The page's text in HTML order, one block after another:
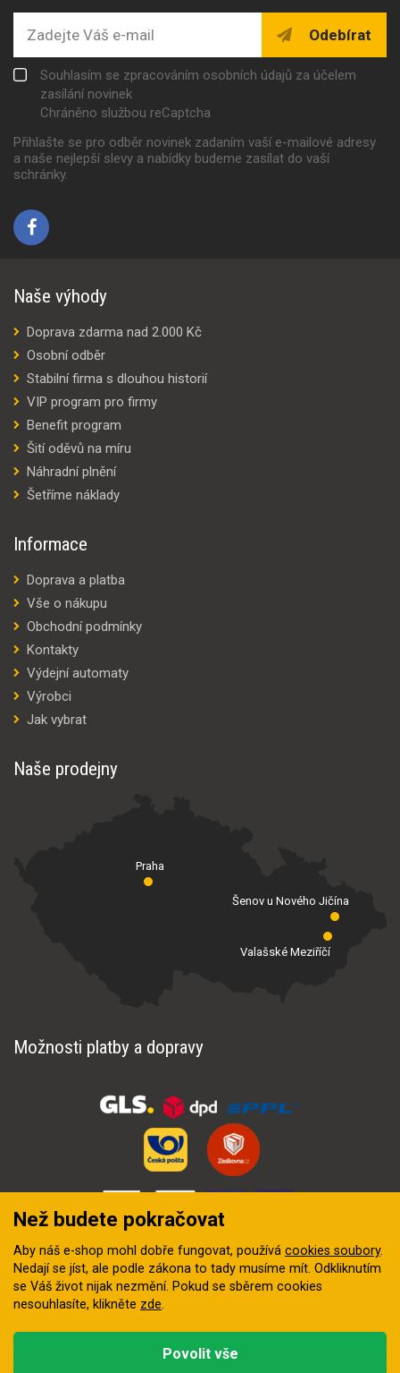
Odebírat
Souhlasím se zpracováním osobních údajů za účelem
zasílání novinek
Chráněno službou reCaptcha
Přihlašte se pro odběr novinek zadaním vaší e-mailové adresy
a naše nejlepší slevy a nabídky budeme zasílat do vaší
schránky.
Naše výhody
Doprava zdarma nad 2.000 Kč
Osobní odběr
Stabilní firma s dlouhou historií
VIP program pro firmy
Benefit program
Šití oděvů na míru
Náhradní plnění
Šetříme náklady
Informace
Doprava a platba
Vše o nákupu
Obchodní podmínky
Kontakty
Výdejní automaty
Výrobci
Jak vybrat
Naše prodejny
Praha
Valašské Meziříčí
Šenov u Nového Jičína
Možnosti platby a dopravy
digitální agentura FEO
Než budete pokračovat
Aby náš e-shop mohl dobře fungovat, používá cookies soubory.
Nedají se jíst, ale podle zákona to tady musíme mít. Odkliknutím
se Váš život nijak nezmění. Pokud se sběrem cookies
nesouhlasíte, klikněte zde.
Povolit vše